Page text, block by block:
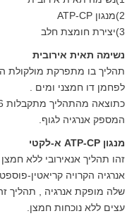
2)מנגון ATP-CP
3)יצירת חומצת חלב
נשימה תאית אירובית
תהליך בו מתפרקת מולקולת
לפחמן דו חמצני ומים .
המספק אנרגיה לגוף.
מנגון ATP-CP א-לקטי
זהו תהליך אנאירובי ללא
אנרגיה הקרויה קריאטין-
שלה מופקת אנרגיה , תהליך
עצים ללא נוכחות חמצן.